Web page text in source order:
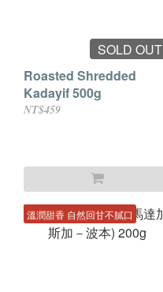
SOLD OUT
Roasted Shredded
Kadayif 500g
NT$459
溫潤甜香 自然回甘不膩口